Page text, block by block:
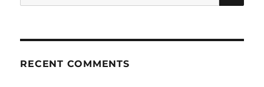
for:
RECENT COMMENTS